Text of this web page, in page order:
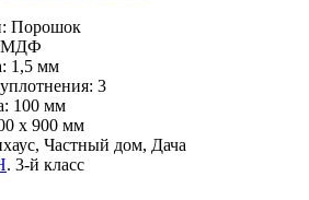
Порошок
МДФ
1,5 мм
3
100 мм
х 900 мм
Частный дом, Дача
. 3-й класс